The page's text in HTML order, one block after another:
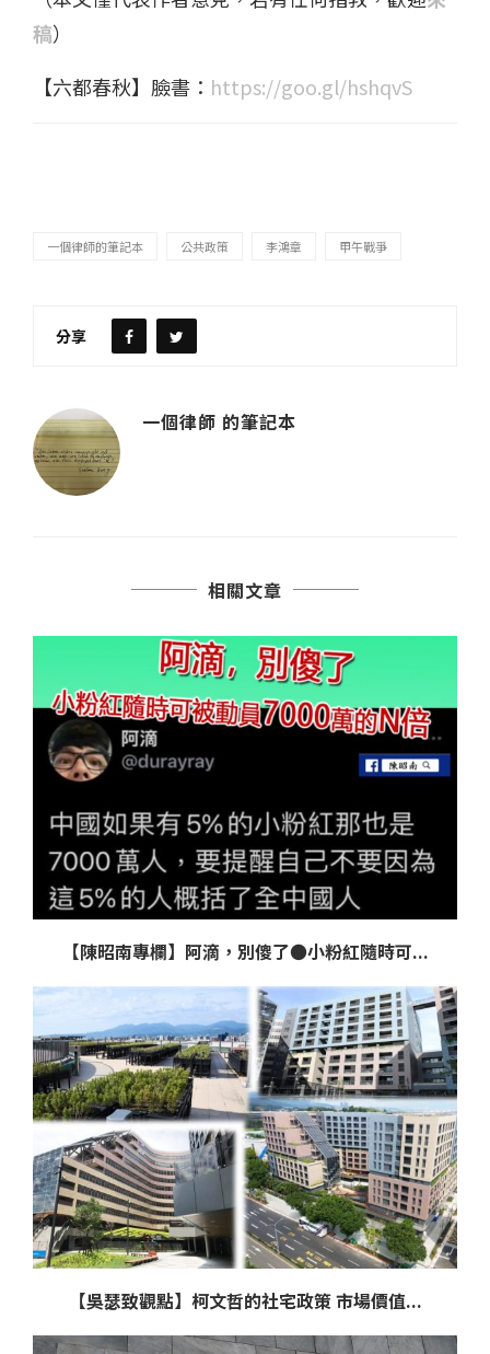
稿）
【六都春秋】臉書： https://goo.gl/hshqvS
一個律師的筆記本 公共政策 李鴻章 甲午戰爭
分享
一個律師 的筆記本
相關文章
【陳昭南專欄】阿滴，別傻了●小粉紅隨時可...
【吳瑟致觀點】柯文哲的社宅政策 市場價值...